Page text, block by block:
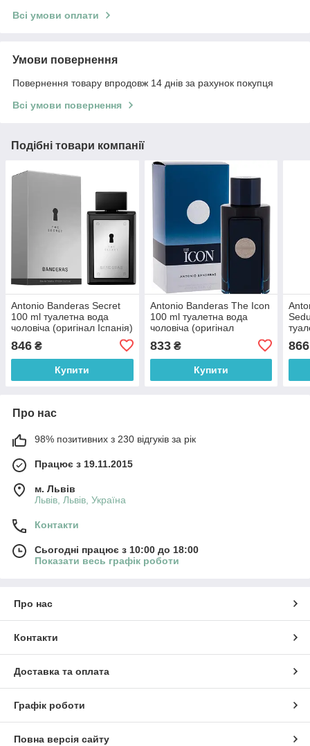
Всі умови оплати
Умови повернення
Повернення товару впродовж 14 днів за рахунок покупця
Всі умови повернення
Подібні товари компанії
Antonio Banderas Secret
100 ml туалетна вода
чоловіча (оригінал Іспанія)
846 ₴
Купити
Antonio Banderas The Icon
100 ml туалетна вода
чоловіча (оригінал
833₴
Купити
866
Про нас
98% позитивних з 230 відгуків за рік
Працює з 19.11.2015
м. Львів
Львів, Львів, Україна
Контакти
Сьогодні працює з 10:00 до 18:00
Показати весь графік роботи
Про нас
Контакти
Доставка та оплата
Графік роботи
Повна версія сайту